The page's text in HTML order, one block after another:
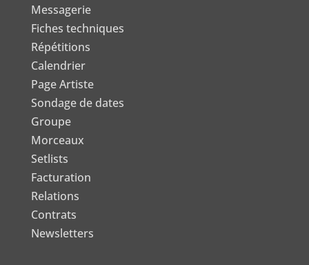
Messagerie
Fiches techniques
Répétitions
Calendrier
Page Artiste
Sondage de dates
Groupe
Morceaux
Setlists
Facturation
Relations
Contrats
Newsletters